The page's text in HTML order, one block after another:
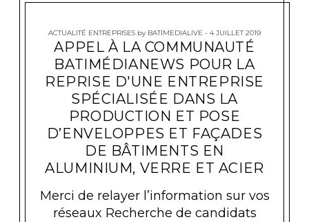
ACTUALITÉ ENTREPRISES by BATIMEDIALIVE 4 JUILLET 2019
APPEL À LA COMMUNAUTÉ
BATIMÉDIANEWS POUR LA
REPRISE D'UNE ENTREPRISE
SPÉCIALISÉE DANS LA
PRODUCTION ET POSE
D’ENVELOPPES ET FAÇADES
DE BÂTIMENTS EN
ALUMINIUM, VERRE ET ACIER
Merci de relayer l’information sur vos
réseaux Recherche de candidats